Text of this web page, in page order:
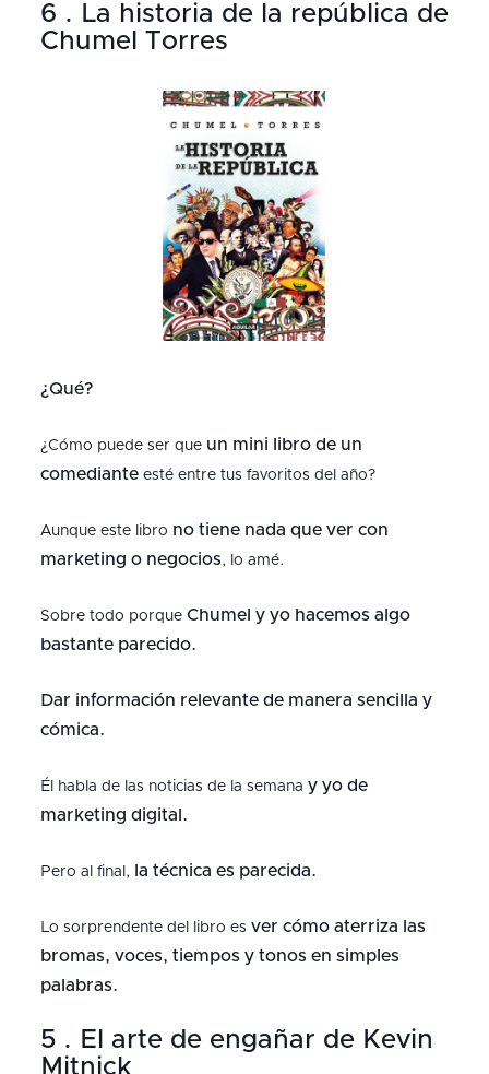
6 . La historia de la república de
Chumel Torres
¿Qué?
¿Cómo puede ser que un mini libro de un
comedianteesté entre tus favoritos del año?
Aunque este libro no tiene nada que ver con
marketing o negocios, lo amé.
Sobre todo porque Chumel y yo hacemos algo
bastante parecido.
Dar información relevante de manera sencilla y
cómica.
Él habla de las noticias de la semana y yo de
marketing digital.
Pero al final, la técnica es parecida.
Lo sorprendente del libro es ver cómo aterriza las
bromas, voces, tiempos y tonos en simples
palabras.
5 . El arte de engañar de Kevin
Mitnick